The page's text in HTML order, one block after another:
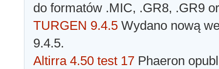
do formatów .MIC, .GR8, .GR9
TURGEN 9.4.5 Wydano nową
9.4.5.
Altirra 4.50 test 17 Phaeron